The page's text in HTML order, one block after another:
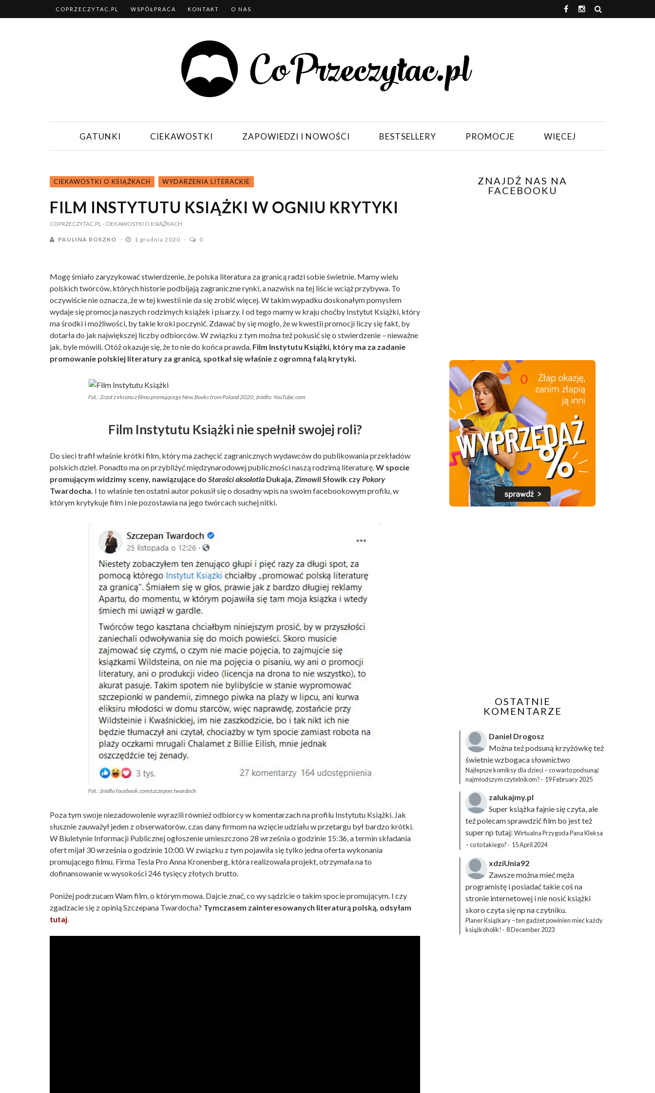
COPRZECZYTAC.PL WSPÓŁPRACA KONTAKT O NAS
GATUNKI CIEKAWOSTKI ZAPOWIEDZI I NOWOŚCI BESTSELLERY PROMOCJE WIĘCEJ
CIEKAWOSTKI O KSIĄŻKACH WYDARZENIA LITERACKIE
FILM INSTYTUTU KSIĄŻKI W OGNIU KRYTYKI
COPRZECZYTAC.PL- CIEKAWOSTKI O KSIĄŻKACH
PAULINA ROSZKO 1 grudnia 2020 0
Mogę śmiało zaryzykować stwierdzenie, że polska literatura za granicą radzi sobie świetnie. Mamy wielu
polskich twórców, których historie podbijają zagraniczne rynki, a nazwisk na tej liście wciąż przybywa. To
oczywiście nie oznacza, że w tej kwestii nie da się zrobić więcej. W takim wypadku doskonałym pomysłem
wydaje się promocja naszych rodzimych książek i pisarzy. I od tego mamy w kraju choćby Instytut Książki, który
ma środki i możliwości, by takie kroki poczynić. Zdawać by się mogło, że w kwestii promocji liczy się fakt, by
dotarła do jak największej liczby odbiorców. W związku z tym można też pokusić się o stwierdzenie – nieważne
jak, byle mówili. Otóż okazuje się, że to nie do końca prawda. Film Instytutu Książki, który ma za zadanie
promowanie polskiej literatury za granicą, spotkał się właśnie z ogromną falą krytyki.
Fot.: Zrzut z ekranu z filmu promującego New Books from Poland 2020, źródło: YouTube.com
Film Instytutu Książki nie spełnił swojej roli?
Do sieci trafił właśnie krótki film, który ma zachęcić zagranicznych wydawców do publikowania przekładów
polskich dzieł. Ponadto ma on przybliżyć międzynarodowej publiczności naszą rodzimą literaturę. W spocie
promującym widzimy sceny, nawiązujące do Starości aksolotla Dukaja, Zimowli Słowik czy Pokory
Twardocha. I to właśnie ten ostatni autor pokusił się o dosadny wpis na swoim facebookowym profilu, w
którym krytykuje film i nie pozostawia na jego twórcach suchej nitki.
Fot.: źródło facebook.com/szczepan.twardoch
Poza tym swoje niezadowolenie wyrazili również odbiorcy w komentarzach na profilu Instytutu Książki. Jak
słusznie zauważył jeden z obserwatorów, czas dany firmom na wzięcie udziału w przetargu był bardzo krótki.
W Biuletynie Informacji Publicznej ogłoszenie umieszczono 28 września o godzinie 15:36, a termin składania
ofert mijał 30 września o godzinie 10:00. W związku z tym pojawiła się tylko jedna oferta wykonania
promującego filmu. Firma Tesla Pro Anna Kronenberg, która realizowała projekt, otrzymała na to
dofinansowanie w wysokości 246 tysięcy złotych brutto.
Poniżej podrzucam Wam film, o którym mowa. Dajcie znać, co wy sądzicie o takim spocie promującym. I czy
zgadzacie się z opinią Szczepana Twardocha? Tymczasem zainteresowanych literaturą polską, odsyłam
tutaj.
ZNAJDŹ NAS NA
FACEBOOKU
OSTATNIE
KOMENTARZE
Daniel Drogosz
Można też podsuną krzyżówkęteż
świetnie wzbogaca słownictwo
Najlepsze komiksy dla dzieci – co warto podsunąć
najmłodszym czytelnikom? · 19 February 2025
zalukajmy.pl
Super książka fajnie się czyta, ale
też polecam sprawdzić film bo jest też
super np tutaj: Wirtualna Przygoda Pana Kleksa
– co to takiego? · 15 April 2024
xdziUnia92
Zawsze można mieć męża
programistę i posiadać takie coś na
stronie internetowej i nie nosić książki
skoro czyta się np na czytniku.
Planer Książkary – ten gadżet powinien mieć każdy
książkoholik! · 8 December 2023